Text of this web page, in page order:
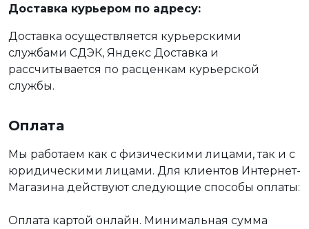
Доставка курьером по адресу:
Доставка осуществляется курьерскими
службами СДЭК, Яндекс Доставка и
рассчитывается по расценкам курьерской
службы.
Оплата
Мы работаем как с физическими лицами, так и с
юридическими лицами. Для клиентов Интернет-
Магазина действуют следующие способы оплаты:
Оплата картой онлайн. Минимальная сумма